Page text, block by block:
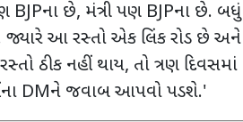
BJPના છે, મંત્રી પણ BJPના છે. બધું
આ રસ્તો એક લિંક રોડ છે અને
ઠીક નહીં થાય, તો ત્રણ દિવસમાં
DMને જવાબ આપવો પડશે.'